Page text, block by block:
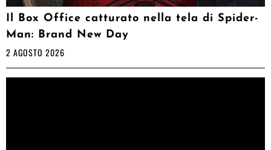
Il Box Office catturato nella tela di Spider-
Man: Brand New Day
2 AGOSTO 2026